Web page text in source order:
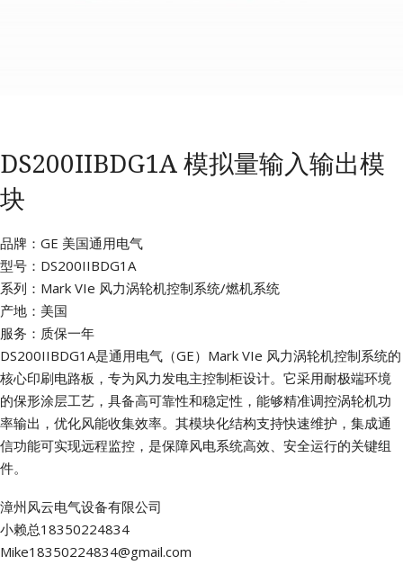
DS200IIBDG1A 模拟量输入输出模
块
品牌：GE 美国通用电气
型号：DS200IIBDG1A
系列：Mark VIe 风力涡轮机控制系统/燃机系统
产地：美国
服务：质保一年
DS200IIBDG1A是通用电气（GE）Mark VIe 风力涡轮机控制系统的
核心印刷电路板，专为风力发电主控制柜设计。它采用耐极端环境
的保形涂层工艺，具备高可靠性和稳定性，能够精准调控涡轮机功
率输出，优化风能收集效率。其模块化结构支持快速维护，集成通
信功能可实现远程监控，是保障风电系统高效、安全运行的关键组
件。
漳州风云电气设备有限公司
小赖总18350224834
Mike18350224834@gmail.com